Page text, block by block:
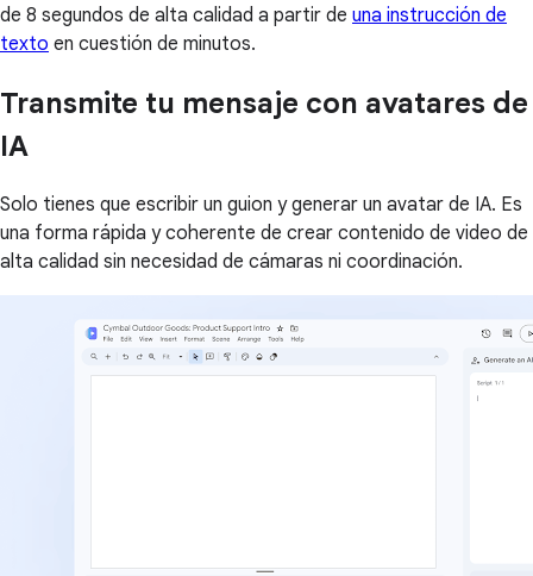
de 8 segundos de alta calidad a partir de una instrucción de
texto en cuestión de minutos.
Transmite tu mensaje con avatares de
IA
Solo tienes que escribir un guion y generar un avatar de IA. Es
una forma rápida y coherente de crear contenido de video de
alta calidad sin necesidad de cámaras ni coordinación.